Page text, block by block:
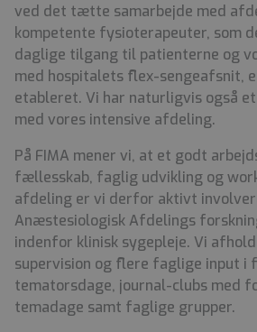
ved det tætte samarbejde med
kompetente fysioterapeuter, som
daglige tilgang til patienterne og
med hospitalets flex-sengeafsnit,
etableret. Vi har naturligvis også
med vores intensive afdeling.
På FIMA mener vi, at et godt
fællesskab, faglig udvikling og
afdeling er vi derfor aktivt
Anæstesiologisk Afdelings
indenfor klinisk sygepleje. Vi
supervision og flere faglige input i
tematorsdage, journal-clubs med
temadage samt faglige grupper.